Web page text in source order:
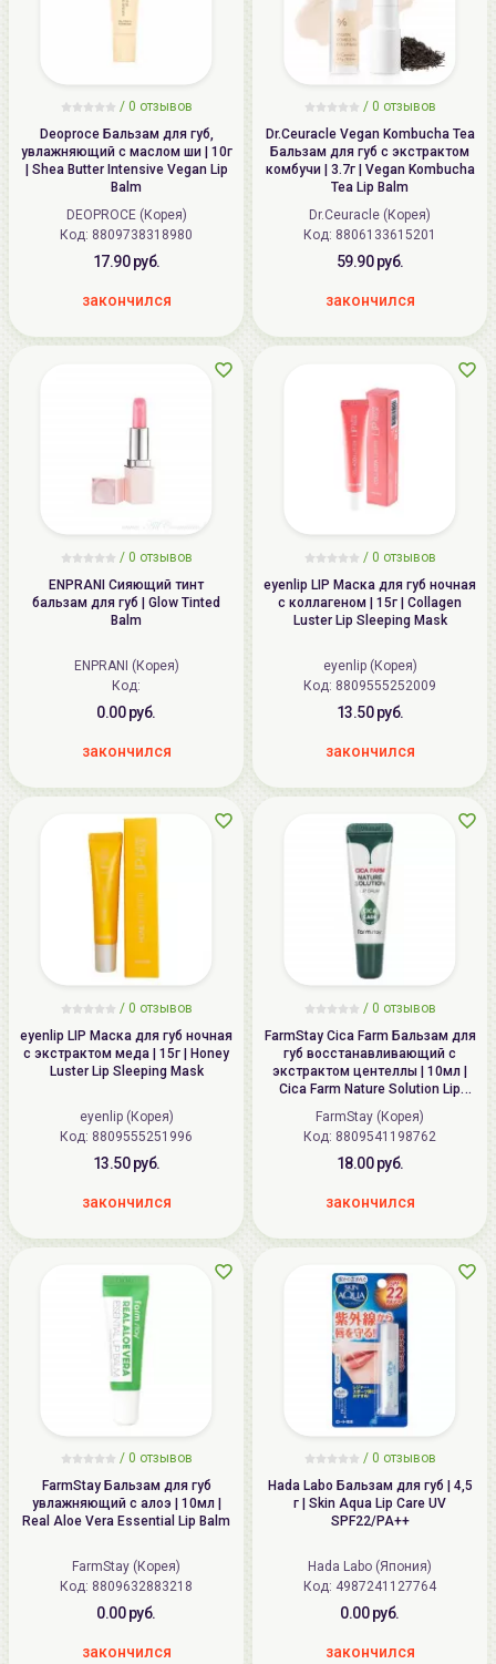
/ 0 отзывов
Deoproce Бальзам для губ,
увлажняющий с маслом ши | 10г
| Shea Butter Intensive Vegan Lip
Balm
DEOPROCE (Корея)
Код: 8809738318980
17.90 руб.
закончился
/ 0 отзывов
Dr.Ceuracle Vegan Kombucha Tea
Бальзам для губ с экстрактом
комбучи | 3.7г | Vegan Kombucha
Tea Lip Balm
Dr.Ceuracle (Корея)
Код: 8806133615201
59.90 руб.
закончился
/ 0 отзывов
ENPRANI Сияющий тинт
бальзам для губ | Glow Tinted
Balm
ENPRANI (Корея)
Код:
0.00 руб.
закончился
/ 0 отзывов
eyenlip LIP Маска для губ ночная
с коллагеном | 15г | Collagen
Luster Lip Sleeping Mask
eyenlip (Корея)
Код: 8809555252009
13.50 руб.
закончился
/ 0 отзывов
eyenlip LIP Маска для губ ночная
с экстрактом меда | 15г | Honey
Luster Lip Sleeping Mask
eyenlip (Корея)
Код: 8809555251996
13.50 руб.
закончился
/ 0 отзывов
FarmStay Cica Farm Бальзам для
губ восстанавливающий с
экстрактом центеллы | 10мл |
Cica Farm Nature Solution Lip
Balm
FarmStay (Корея)
Код: 8809541198762
18.00 руб.
закончился
/ 0 отзывов
FarmStay Бальзам для губ
увлажняющий с алоэ | 10мл |
Real Aloe Vera Essential Lip Balm
FarmStay (Корея)
Код: 8809632883218
0.00 руб.
закончился
/ 0 отзывов
Hada Labo Бальзам для губ | 4,5
г | Skin Aqua Lip Care UV
SPF22/PA++
Hada Labo (Япония)
Код: 4987241127764
0.00 руб.
закончился